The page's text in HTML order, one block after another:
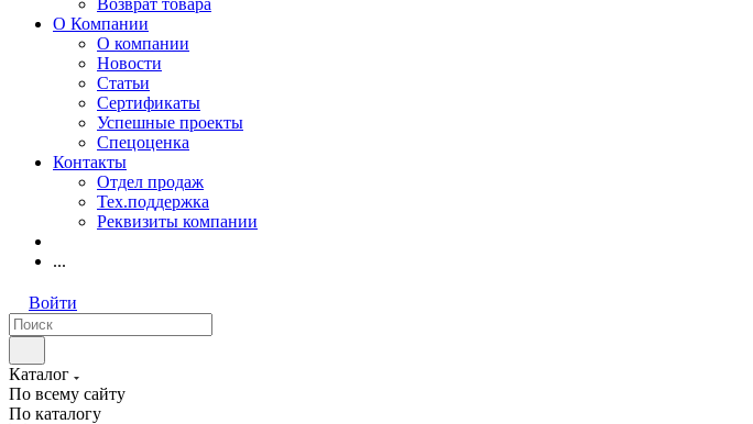
Возврат товара
О Компании
О компании
Новости
Статьи
Сертификаты
Успешные проекты
Спецоценка
Контакты
Отдел продаж
Тех.поддержка
Реквизиты компании
...
Войти
Каталог
По всему сайту
По каталогу